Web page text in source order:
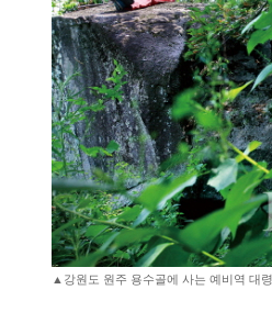
▲강원도 원주 용수골에 사는 예비역 대